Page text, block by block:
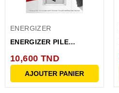
ENERGIZER
ENERGIZER PILE
BP1...
10,600 TND
AJOUTER PANIER